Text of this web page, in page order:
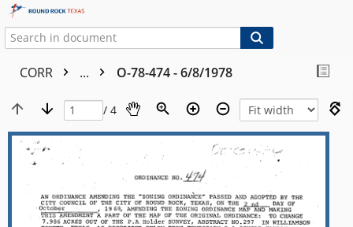
CORR ... O-78-474 - 6/8/1978
/ 4